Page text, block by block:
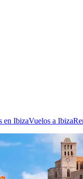
en IbizaVuelos a Ibiza